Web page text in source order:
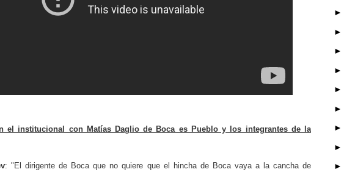
el institucional con Matías Daglio de Boca es Pueblo y los integrantes de la
: "El dirigente de Boca que no quiere que el hincha de Boca vaya a la cancha de
►
►
►
►
►
►
►
►
►